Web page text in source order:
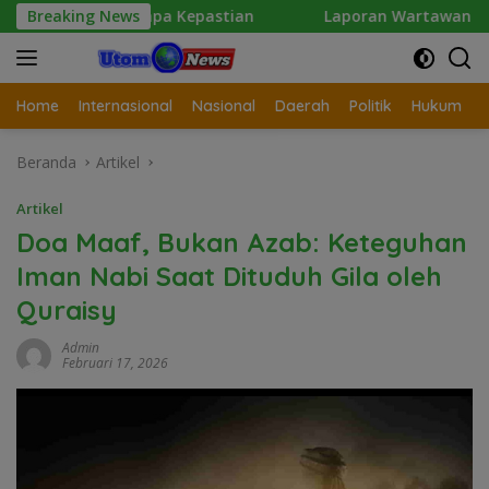
Langsung
ke
konten
Breaking News
Kepastian Laporan Wartawan Terkait Dugaan
Home Internasional Nasional Daerah Politik Hukum
Beranda Artikel
Artikel
Doa Maaf, Bukan Azab: Keteguhan
Iman Nabi Saat Dituduh Gila oleh
Quraisy
Admin
Februari 17, 2026